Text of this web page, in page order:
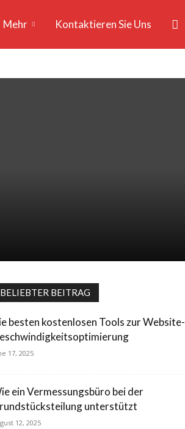
Mehr Kontaktieren Sie Uns
BELIEBTER BEITRAG
besten kostenlosen Tools zur Website-
17, 2025
ein Vermessungsbüro bei der
unterstützt
12, 2025